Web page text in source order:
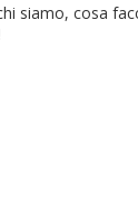
siamo, cosa